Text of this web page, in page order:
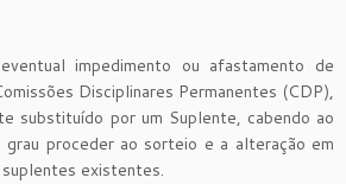
impedimento ou afastamento de
Disciplinares Permanentes (CDP),
substituído por um Suplente, cabendo ao
grau proceder ao sorteio e a alteração em
existentes.